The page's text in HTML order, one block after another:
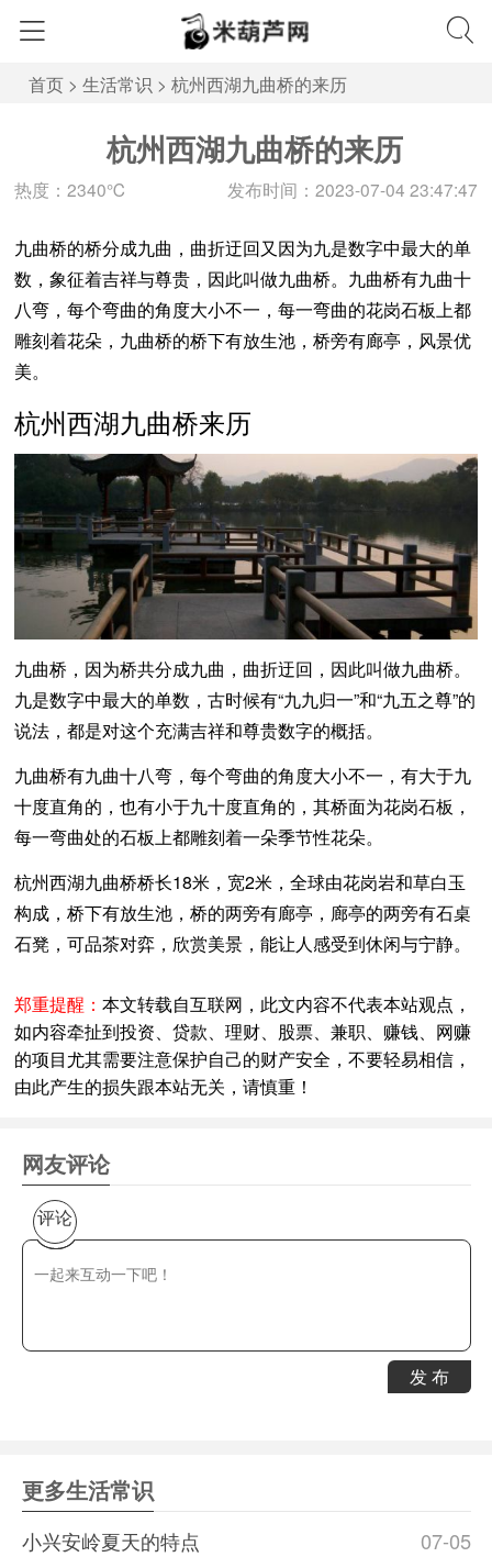
首页 > 生活常识 > 杭州西湖九曲桥的来历
杭州西湖九曲桥的来历
热度：2340℃ 发布时间：2023-07-04 23:47:47
九曲桥的桥分成九曲，曲折迂回又因为九是数字中最大的单
数，象征着吉祥与尊贵，因此叫做九曲桥。九曲桥有九曲十
八弯，每个弯曲的角度大小不一，每一弯曲的花岗石板上都
雕刻着花朵，九曲桥的桥下有放生池，桥旁有廊亭，风景优
美。
杭州西湖九曲桥来历
九曲桥，因为桥共分成九曲，曲折迂回，因此叫做九曲桥。
九是数字中最大的单数，古时候有“九九归一”和“九五之尊”的
说法，都是对这个充满吉祥和尊贵数字的概括。
九曲桥有九曲十八弯，每个弯曲的角度大小不一，有大于九
十度直角的，也有小于九十度直角的，其桥面为花岗石板，
每一弯曲处的石板上都雕刻着一朵季节性花朵。
杭州西湖九曲桥桥长18米，宽2米，全球由花岗岩和草白玉
构成，桥下有放生池，桥的两旁有廊亭，廊亭的两旁有石桌
石凳，可品茶对弈，欣赏美景，能让人感受到休闲与宁静。
郑重提醒： 本文转载自互联网，此文内容不代表本站观点，
如内容牵扯到投资、贷款、理财、股票、兼职、赚钱、网赚
的项目尤其需要注意保护自己的财产安全，不要轻易相信，
由此产生的损失跟本站无关，请慎重！
网友评论
评论
发 布
更多生活常识
07-05
小兴安岭夏天的特点